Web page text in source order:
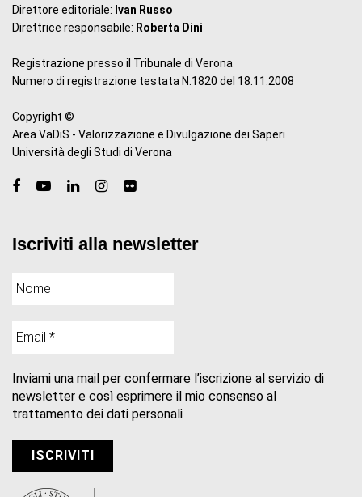
Direttore editoriale: Ivan Russo
Direttrice responsabile: Roberta Dini
Registrazione presso il Tribunale di Verona
Numero di registrazione testata N.1820 del 18.11.2008
Copyright ©
Area VaDiS - Valorizzazione e Divulgazione dei Saperi
Università degli Studi di Verona
Iscriviti alla newsletter
Inviami una mail per confermare l’iscrizione al servizio di
newsletter e così esprimere il mio consenso al
trattamento dei dati personali